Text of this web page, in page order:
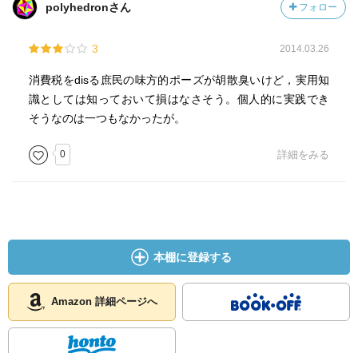
polyhedronさん フォロー
3 2014.03.26
消費税をdisる庶民の味方的ポーズが胡散臭いけど，実用知
識としては知っておいて損はなさそう。個人的に実践でき
そうなのは一つもなかったが。
0 詳細をみる
本棚に登録する
Amazon 詳細ページへ